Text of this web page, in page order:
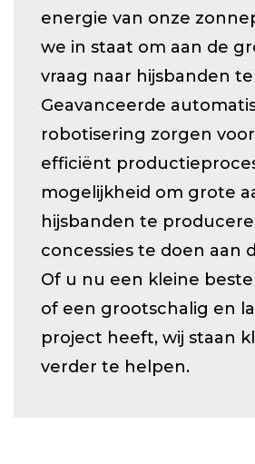
energie van onze
we in staat om aan de
vraag naar hijsbanden
Geavanceerde
robotisering zorgen
efficiënt
mogelijkheid om grote
hijsbanden te
concessies te doen aan
Of u nu een kleine
of een grootschalig en
project heeft, wij staan
verder te helpen.